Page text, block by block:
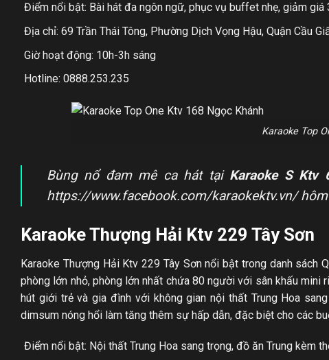
Điểm nổi bật: Bài hát đa ngôn ngữ, phục vụ buffet nhẹ, giảm giá
Địa chỉ: 69 Trần Thái Tông, Phường Dịch Vọng Hậu, Quận Cầu
Giờ hoạt động: 10h-3h sáng
Hotline: 0888.253.235
Karaoke Top
Bùng nổ đam mê ca hát tại Karaoke S Ktv
https://www.facebook.com/karaokektv.vn/
Karaoke Thượng Hải Ktv 229 Tây Sơn
Karaoke Thượng Hải Ktv 229 Tây Sơn nổi bật trong danh sách
phòng lớn nhỏ, phòng lớn nhất chứa 80 người với sân khấu
hút giới trẻ và gia đình với không gian nội thất Trung Hoa
dimsum nóng hổi làm tăng thêm sự hấp dẫn, đặc biệt cho các
Điểm nổi bật: Nội thất Trung Hoa sang trọng, đồ ăn Trung kèm